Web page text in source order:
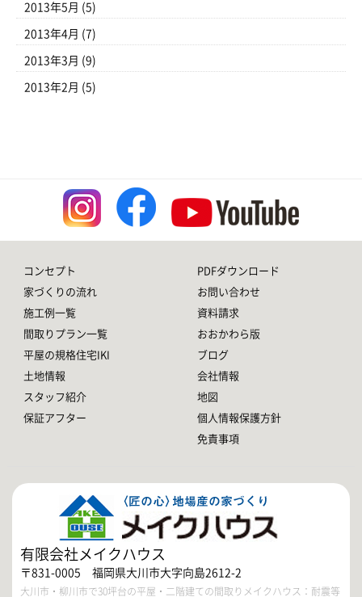
2013年5月 (5)
2013年4月 (7)
2013年3月 (9)
2013年2月 (5)
コンセプト
家づくりの流れ
施工例一覧
間取りプラン一覧
平屋の規格住宅IKI
土地情報
スタッフ紹介
保証アフター
PDFダウンロード
お問い合わせ
資料請求
おおかわら版
ブログ
会社情報
地図
個人情報保護方針
免責事項
有限会社メイクハウス
〒831-0005 福岡県大川市大字向島2612-2
大川市・柳川市で30坪台の平屋・二階建ての間取りメイクハウス：耐震等